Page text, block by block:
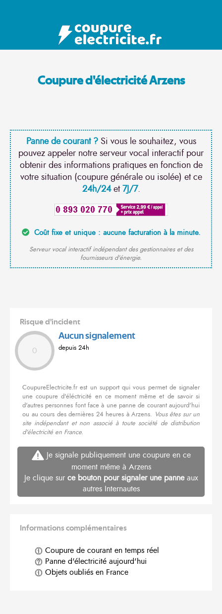
Coupure d'électricité Arzens
Panne de courant ?Si vous le souhaitez, vous
pouvez appeler notre serveur vocal interactif pour
obtenir des informations pratiques en fonction de
votre situation (coupure générale ou isolée) et ce
24h/24et7J/7.
Coût fixe et unique : aucune facturation à la minute.
Serveur vocal interactif indépendant des gestionnaires et des
fournisseurs d'énergie.
Risque d'incident
0
Aucun signalement
depuis 24h
CoupureElectricite.fr est un support qui vous permet de signaler
une coupure d'éléctricité en ce moment même et de savoir si
d'autres personnes font face à une panne de courant aujourd'hui
ou au cours des dernières 24 heures à Arzens. Vous êtes sur un
site indépendant et non associé à toute société de distribution
d'électricité en France.
Je signale publiquement une coupure en ce
moment même à Arzens
Je clique sur ce bouton pour signaler une panneaux
autres Internautes
Informations complémentaires
Coupure de courant en temps réel
Panne d'électricité aujourd'hui
Objets oubliés en France